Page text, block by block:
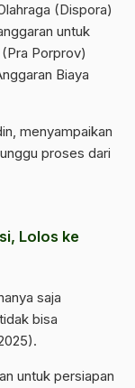
(Dispora)
untuk
Porprov)
Biaya
menyampaikan
proses dari
Lolos ke
saja
bisa
untuk persiapan